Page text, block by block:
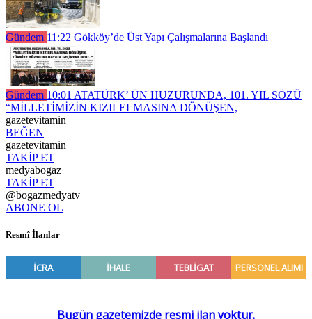
Gündem 11:22 Gökköy’de Üst Yapı Çalışmalarına Başlandı
Gündem 10:01 ATATÜRK’ ÜN HUZURUNDA, 101. YIL SÖZÜ
“MİLLETİMİZİN KIZILELMASINA DÖNÜŞEN,
gazetevitamin
BEĞEN
gazetevitamin
TAKİP ET
medyabogaz
TAKİP ET
@bogazmedyatv
ABONE OL
Resmî İlanlar